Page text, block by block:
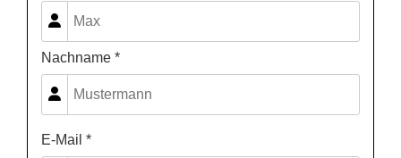
Nachname *
E-Mail *